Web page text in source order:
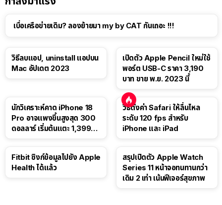
เบื่อเครือข่ายเดิม? ลองย้ายมา my by CAT กันเถอะ !!!
วิธีลบแอป, uninstall แอปบน
Mac อัปเดต 2023
เปิดตัว Apple Pencil ใหม่ใช้
พอร์ต USB-C ราคา 3,190
บาท ขาย พ.ย. 2023 นี้
นักวิเคราะห์คาด iPhone 18
Pro อาจแพงขึ้นสูงสุด 300
ดอลลาร์ เริ่มต้นแตะ 1,399
วิธีตั้งค่า Safari ให้ลื่นไหล
ระดับ 120 fps สำหรับ
iPhone และ iPad
Fitbit ซิงก์ข้อมูลไปยัง Apple
Health ได้แล้ว
สรุปเปิดตัว Apple Watch
Series 11 หน้าจอทนทานกว่า
เดิม 2 เท่า เน้นฟีเจอร์สุขภาพ